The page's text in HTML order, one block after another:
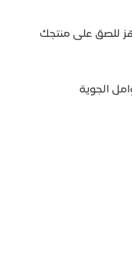
للصق على منتجك
الجوية